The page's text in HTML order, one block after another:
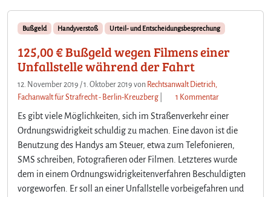
Bußgeld Handyverstoß Urteil- und Entscheidungsbesprechung
125,00 € Bußgeld wegen Filmens einer
Unfallstelle während der Fahrt
12. November 2019 /1. Oktober 2019 von Rechtsanwalt Dietrich,
Fachanwalt für Strafrecht - Berlin-Kreuzberg
1 Kommentarz
2
5
,
0
0
Es gibt viele Möglichkeiten, sich im Straßenverkehr einer
Ordnungswidrigkeit schuldig zu machen. Eine davon ist die
Benutzung des Handys am Steuer, etwa zum Telefonieren,
SMS schreiben, Fotografieren oder Filmen. Letzteres wurde
dem in einem Ordnungswidrigkeitenverfahren Beschuldigten
vorgeworfen. Er soll an einer Unfallstelle vorbeigefahren und